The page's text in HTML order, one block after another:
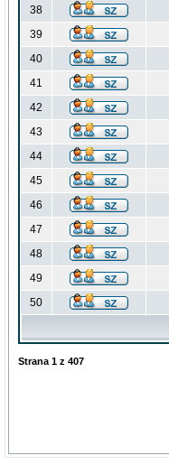
38
39
40
41
42
43
44
45
46
47
48
49
50
Strana 1 z 407